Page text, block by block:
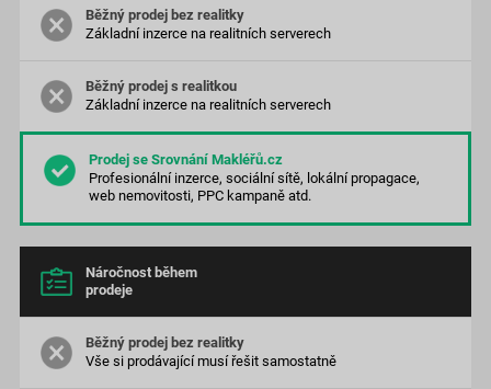
Základní inzerce na realitních serverech
Základní inzerce na realitních serverech
Profesionální inzerce, sociální sítě, lokální propagace,
web nemovitosti, PPC kampaně atd.
Náročnost během
prodeje
Vše si prodávající musí řešit samostatně